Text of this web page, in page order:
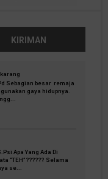
KIRIMAN
Sebagian besar remaja
gaya hidupnya.
Apa Yang Ada Di
“TEH” ?????? Selama
se...